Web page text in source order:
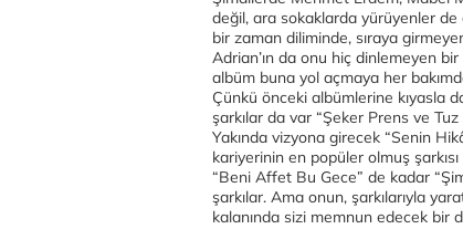
değil, ara sokaklarda yürüyenler de
bir zaman diliminde, sıraya
Adrian’ın da onu hiç dinlemeyen
albüm buna yol açmaya her
Çünkü önceki albümlerine kıyasla
şarkılar da var “Şeker Prens ve
Yakında vizyona girecek “Senin
kariyerinin en popüler olmuş
“Beni Affet Bu Gece” de kadar
şarkılar. Ama onun, şarkılarıyla
kalanında sizi memnun edecek bir